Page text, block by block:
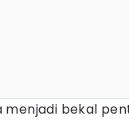
menjadi bekal